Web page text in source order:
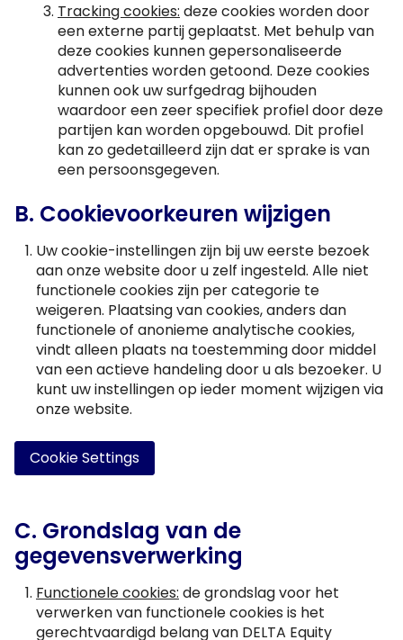
Tracking cookies: deze cookies worden door
een externe partij geplaatst. Met behulp van
deze cookies kunnen gepersonaliseerde
advertenties worden getoond. Deze cookies
kunnen ook uw surfgedrag bijhouden
waardoor een zeer specifiek profiel door deze
partijen kan worden opgebouwd. Dit profiel
kan zo gedetailleerd zijn dat er sprake is van
een persoonsgegeven.
B. Cookievoorkeuren wijzigen
Uw cookie-instellingen zijn bij uw eerste bezoek
aan onze website door u zelf ingesteld. Alle niet
functionele cookies zijn per categorie te
weigeren. Plaatsing van cookies, anders dan
functionele of anonieme analytische cookies,
vindt alleen plaats na toestemming door middel
van een actieve handeling door u als bezoeker. U
kunt uw instellingen op ieder moment wijzigen via
onze website.
Cookie Settings
C. Grondslag van de
gegevensverwerking
Functionele cookies: de grondslag voor het
verwerken van functionele cookies is het
gerechtvaardigd belang van DELTA Equity